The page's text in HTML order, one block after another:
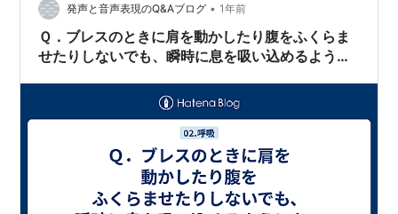
発声と音声表現のQ&Aブログ • 1年前
Ｑ．ブレスのときに肩を動かしたり腹をふくらま
せたりしないでも、瞬時に息を吸い込めるように